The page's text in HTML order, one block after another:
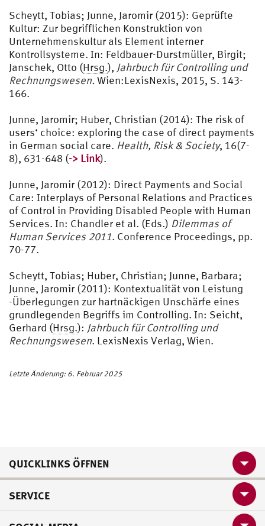
Scheytt, Tobias; Junne, Jaromir (2015): Geprüfte
Kultur: Zur begrifflichen Konstruktion von
Unternehmenskultur als Element interner
Kontrollsysteme. In: Feldbauer-Durstmüller, Birgit;
Janschek, Otto (Hrsg.), Jahrbuch für Controlling und
Rechnungswesen.Wien:LexisNexis, 2015, S. 143-
166.
Junne, Jaromir; Huber, Christian (2014): The risk of
users‘ choice: exploring the case of direct payments
in German social care. Health, Risk & Society, 16(7-
8), 631-648 (-> Link).
Junne, Jaromir (2012): Direct Payments and Social
Care: Interplays of Personal Relations and Practices
of Control in Providing Disabled People with Human
Services. In: Chandler et al. (Eds.) Dilemmas of
Human Services 2011. Conference Proceedings, pp.
70-77.
Scheytt, Tobias; Huber, Christian; Junne, Barbara;
Junne, Jaromir (2011): Kontextualität von Leistung
-Überlegungen zur hartnäckigen Unschärfe eines
grundlegenden Begriffs im Controlling. In: Seicht,
Gerhard (Hrsg.): Jahrbuch für Controlling und
Rechnungswesen. LexisNexis Verlag, Wien.
Letzte Änderung: 6. Februar 2025
QUICKLINKS ÖFFNEN
SERVICE